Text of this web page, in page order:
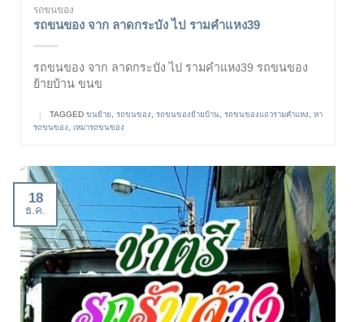
รถขนของ
รถขนของ จาก ลาดกระบัง ไป รามคำแหง39
รถขนของ จาก ลาดกระบัง ไป รามคำแหง39 รถขนของ
ย้ายบ้าน ขนข
TAGGED ขนย้าย, รถขนของ, รถขนของย้ายบ้าน, รถขนของแถวรามคำแหง, หา
รถขนของ, เหมารถขนของ
18
ธ.ค.